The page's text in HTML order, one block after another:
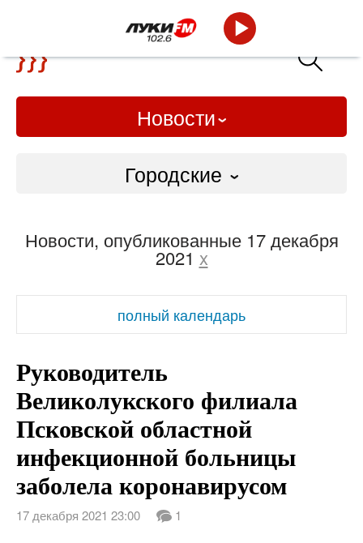
Новости
Городские
Слово Дело
Народные
ВТРК
Новости, опубликованные 17 декабря
2021 x
полный календарь
Руководитель
Великолукского филиала
Псковской областной
инфекционной больницы
заболела коронавирусом
17 декабря 2021 23:00 1